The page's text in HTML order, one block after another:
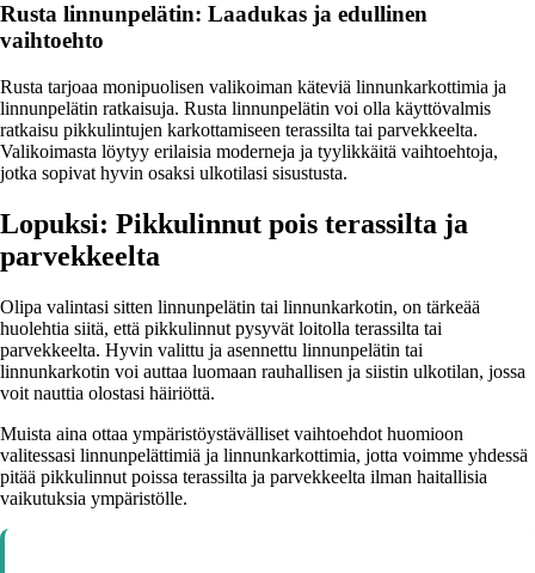
Rusta linnunpelätin: Laadukas ja edullinen
vaihtoehto
Rusta tarjoaa monipuolisen valikoiman käteviä linnunkarkottimia ja
linnunpelätin ratkaisuja. Rusta linnunpelätin voi olla käyttövalmis
ratkaisu pikkulintujen karkottamiseen terassilta tai parvekkeelta.
Valikoimasta löytyy erilaisia moderneja ja tyylikkäitä vaihtoehtoja,
jotka sopivat hyvin osaksi ulkotilasi sisustusta.
Lopuksi: Pikkulinnut pois terassilta ja
parvekkeelta
Olipa valintasi sitten linnunpelätin tai linnunkarkotin, on tärkeää
huolehtia siitä, että pikkulinnut pysyvät loitolla terassilta tai
parvekkeelta. Hyvin valittu ja asennettu linnunpelätin tai
linnunkarkotin voi auttaa luomaan rauhallisen ja siistin ulkotilan, jossa
voit nauttia olostasi häiriöttä.
Muista aina ottaa ympäristöystävälliset vaihtoehdot huomioon
valitessasi linnunpelättimiä ja linnunkarkottimia, jotta voimme yhdessä
pitää pikkulinnut poissa terassilta ja parvekkeelta ilman haitallisia
vaikutuksia ympäristölle.